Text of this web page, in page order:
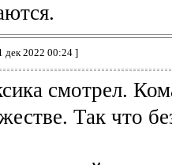
дек 2022 00:24 ]
смотрел.
Так что